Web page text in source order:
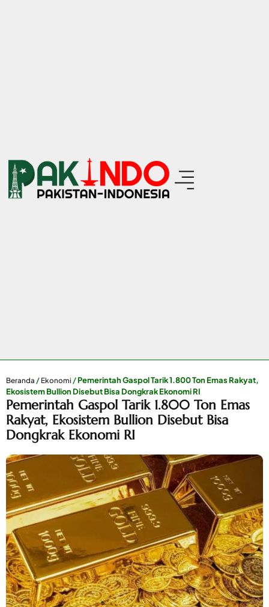
Beranda / Ekonomi /Pemerintah Gaspol Tarik 1.800 Ton Emas Rakyat,
Ekosistem Bullion Disebut Bisa Dongkrak Ekonomi RI
Pemerintah Gaspol Tarik 1.800 Ton Emas
Rakyat, Ekosistem Bullion Disebut Bisa
Dongkrak Ekonomi RI